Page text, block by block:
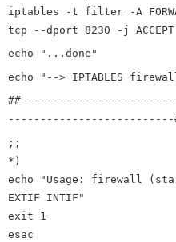
iptables -t filter -A
tcp --dport 8230 -j ACCEPT
echo "...done"
echo "--> IPTABLES
--------------------------
;;
*)
echo "Usage: firewall
EXTIF INTIF"
exit 1
esac